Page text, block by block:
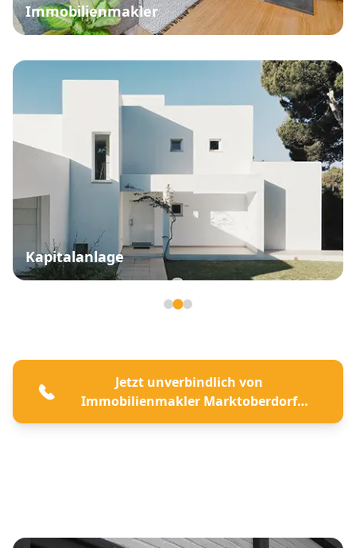
Immobilienmakler
Kapitalanlage
Jetzt unverbindlich von
Immobilienmakler Marktoberdorf
beraten lassen